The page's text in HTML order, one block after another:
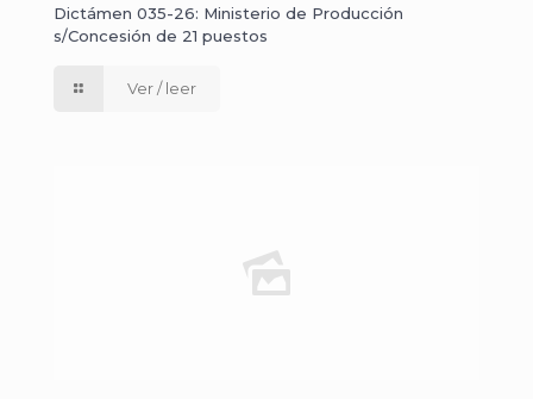
Dictámen 035-26: Ministerio de Producción
s/Concesión de 21 puestos
Ver / leer